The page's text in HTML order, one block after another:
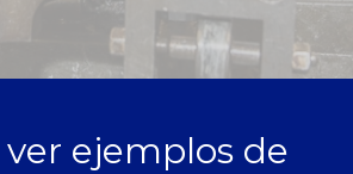
ver ejemplos de